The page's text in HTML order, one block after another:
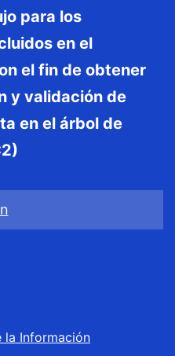
para los
en el
el fin de obtener
y validación de
en el árbol de
la Información